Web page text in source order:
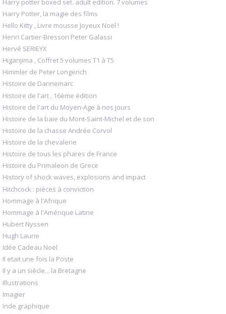
Harry potter boxed set. adult edition. 7 volumes
Harry Potter, la magie des films
Hello Kitty , Livre mousse Joyeux Noël !
Henri Cartier-Bresson Peter Galassi
Hervé SERIEYX
Higanjima , Coffret 5 volumes T1 à T5
Himmler de Peter Longerich
Histoire de Dannemarc
Histoire de l'art , 16ème édition
Histoire de l'art du Moyen-Age à nos jours
Histoire de la baie du Mont-Saint-Michel et de son
Histoire de la chasse Andrée Corvol
Histoire de la chevalerie
Histoire de tous les phares de France
Histoire du Primaleon de Grece
History of shock waves, explosions and impact
Hitchcock : pièces à conviction
Hommage à l'Afrique
Hommage à l'Amérique Latine
Hubert Nyssen
Hugh Laurie
Idée Cadeau Noël
Il etait une fois la Poste
Il y a un siècle... la Bretagne
Illustrations
Imagier
Inde graphique